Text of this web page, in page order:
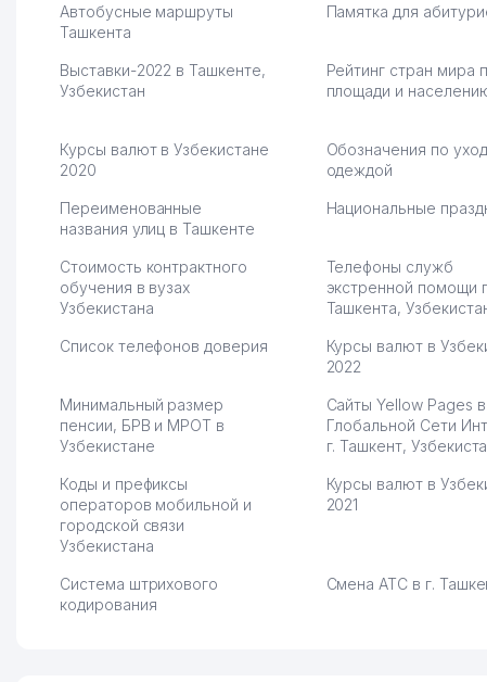
хранение бесплатное
первый год, хорошая
рекламы, а теперь вижу
результаты. В последнее
много заказывают, а
вначале только по
вяло. Удалось
раскрутиться, дальше
Hamida 03.08.2026 12:45:39
мышки и вообще все
Автобусные маршруты
Ташкента
Памятка для
Выставки-2022 в Ташкенте,
Узбекистан
Рейтинг стран мира
площади и
Курсы валют в Узбекистане
2020
Обозначения по
одеждой
Переименованные
названия улиц в Ташкенте
Национальные
Стоимость контрактного
обучения в вузах
Узбекистана
Телефоны служб
экстренной помощи
Ташкента,
Список телефонов доверия
Курсы валют в
2022
Минимальный размер
пенсии, БРВ и МРОТ в
Узбекистане
Сайты Yellow Pages в
Глобальной Сети
г. Ташкент,
Коды и префиксы
операторов мобильной и
городской связи
Узбекистана
Курсы валют в
2021
Система штрихового
кодирования
Смена АТС в г.